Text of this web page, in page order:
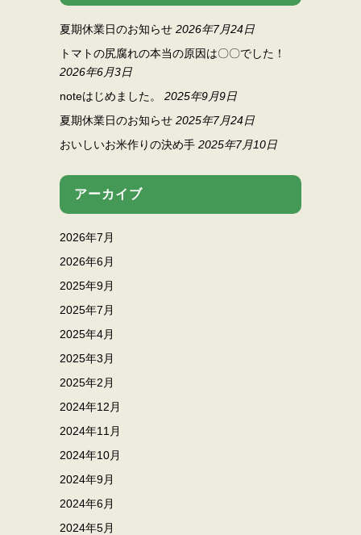
夏期休業日のお知らせ 2026年7月24日
トマトの尻腐れの本当の原因は〇〇でした！
2026年6月3日
noteはじめました。
2025年9月9日
夏期休業日のお知らせ 2025年7月24日
おいしいお米作りの決め手 2025年7月10日
アーカイブ
2026年7月
2026年6月
2025年9月
2025年7月
2025年4月
2025年3月
2025年2月
2024年12月
2024年11月
2024年10月
2024年9月
2024年6月
2024年5月